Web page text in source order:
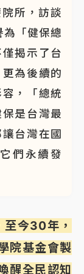
所，訪談
「健保總
揭示了台
為後續的
，「總統
是台灣最
台灣在國
們永續發
今30年，
院基金會製
醒全民認知